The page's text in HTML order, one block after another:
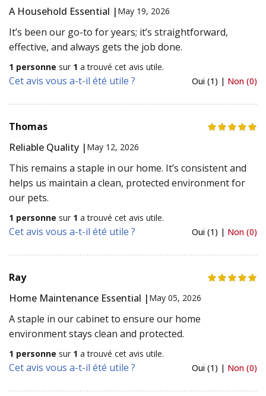
A Household Essential | May 19, 2026
It’s been our go-to for years; it’s straightforward,
effective, and always gets the job done.
1 personne sur 1 a trouvé cet avis utile.
Cet avis vous a-t-il été utile ? Oui (1) | Non (0)
Thomas
Reliable Quality | May 12, 2026
This remains a staple in our home. It’s consistent and
helps us maintain a clean, protected environment for
our pets.
1 personne sur 1 a trouvé cet avis utile.
Cet avis vous a-t-il été utile ? Oui (1) | Non (0)
Ray
Home Maintenance Essential | May 05, 2026
A staple in our cabinet to ensure our home
environment stays clean and protected.
1 personne sur 1 a trouvé cet avis utile.
Cet avis vous a-t-il été utile ? Oui (1) | Non (0)